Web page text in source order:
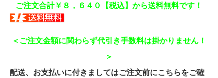
ご注文合計￥８，６４０【税込】から送料無料です！
＜ご注文金額に関わらず代引き手数料は掛かりません！
＞
配送、お支払いに付きましてはご注文前にこちらをご確